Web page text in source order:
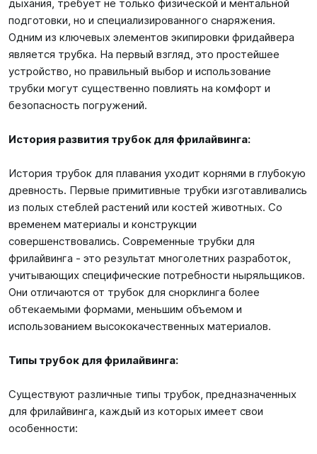
дыхания, требует не только физической и ментальной
подготовки, но и специализированного снаряжения.
Одним из ключевых элементов экипировки фридайвера
является трубка. На первый взгляд, это простейшее
устройство, но правильный выбор и использование
трубки могут существенно повлиять на комфорт и
безопасность погружений.
История развития трубок для фрилайвинга:
История трубок для плавания уходит корнями в глубокую
древность. Первые примитивные трубки изготавливались
из полых стеблей растений или костей животных. Со
временем материалы и конструкции
совершенствовались. Современные трубки для
фрилайвинга - это результат многолетних разработок,
учитывающих специфические потребности ныряльщиков.
Они отличаются от трубок для снорклинга более
обтекаемыми формами, меньшим объемом и
использованием высококачественных материалов.
Типы трубок для фрилайвинга:
Существуют различные типы трубок, предназначенных
для фрилайвинга, каждый из которых имеет свои
особенности: